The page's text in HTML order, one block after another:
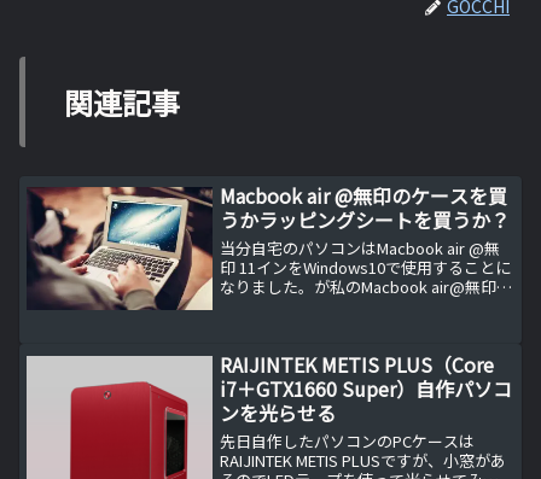
GOCCHI
関連記事
Macbook air @無印のケースを買
うかラッピングシートを買うか？
当分自宅のパソコンはMacbook air @無
印 11インをWindows10で使用することに
なりました。が私のMacbook air@無印
RAIJINTEK METIS PLUS（Core
i7＋GTX1660 Super）自作パソコ
ンを光らせる
先日自作したパソコンのPCケースは
RAIJINTEK METIS PLUSですが、小窓があ